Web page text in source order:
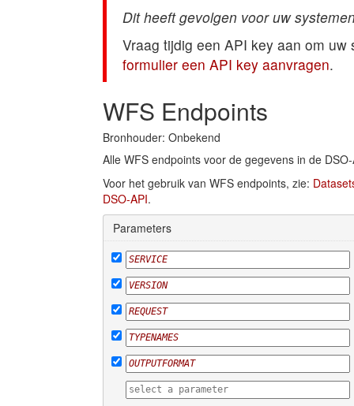
Dit heeft gevolgen voor uw
Vraag tijdig een API key aan om
formulier een API key aanvragen.
WFS Endpoints
Bronhouder: Onbekend
Alle WFS endpoints voor de gegevens in de
Voor het gebruik van WFS endpoints, zie:
DSO-API.
Parameters